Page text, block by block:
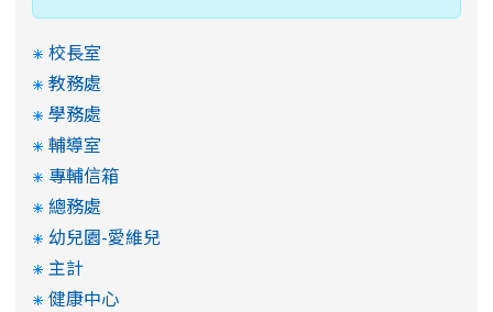
校長室
教務處
學務處
輔導室
專輔信箱
總務處
幼兒園-愛維兒
主計
健康中心